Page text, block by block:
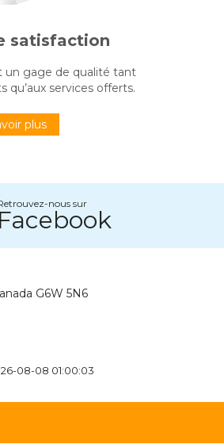
satisfaction
un gage de qualité tant
qu’aux services offerts.
plus
nous sur
Facebook
G6W 5N6
08-08 01:00:03